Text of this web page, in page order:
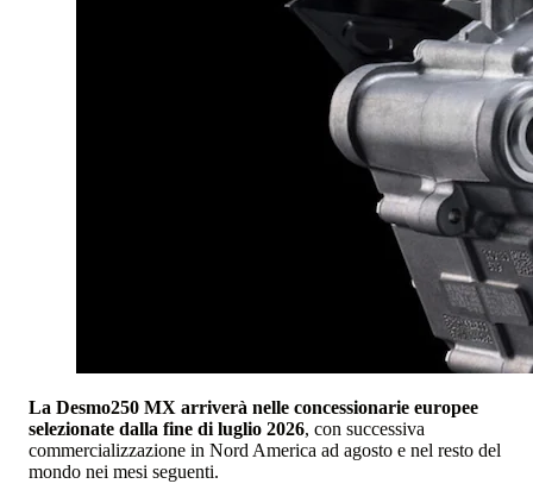
La Desmo250 MX arriverà nelle concessionarie europee
selezionate dalla fine di luglio 2026, con successiva
commercializzazione in Nord America ad agosto e nel resto del
mondo nei mesi seguenti.